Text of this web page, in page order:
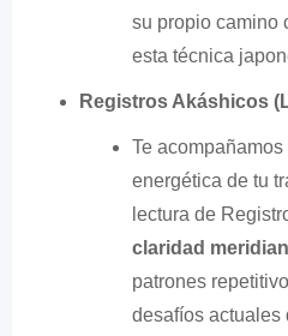
su propio camino
esta técnica
Registros Akáshicos
Te
energética de tu
lectura de
claridad
patrones
desafíos actuales